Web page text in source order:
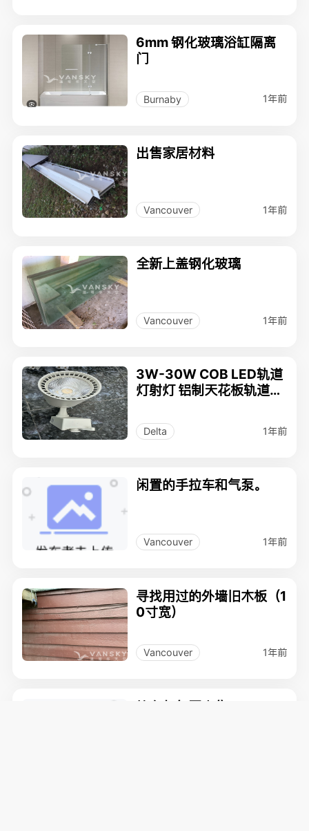
6mm 钢化玻璃浴缸隔离
门
Burnaby 1年前
出售家居材料
Vancouver 1年前
全新上盖钢化玻璃
Vancouver 1年前
3W-30W COB LED轨道
灯射灯 铝制天花板轨道照
Delta 1年前
闲置的手拉车和气泵。
Vancouver 1年前
寻找用过的外墙旧木板（1
0寸宽）
Vancouver 1年前
拉车与气泵出售